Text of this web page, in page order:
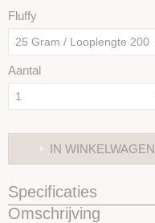
Fluffy
Aantal
IN WINKELWAGEN
Specificaties
Productcode
Omschrijving